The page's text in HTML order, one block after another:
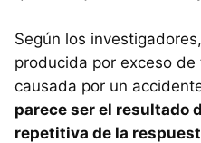
Según los
producida por exceso
causada por un
parece ser el resultado
repetitiva de la